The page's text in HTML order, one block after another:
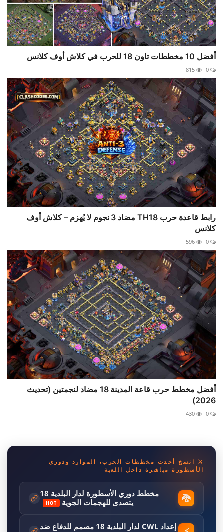
أفضل 10 مخططات تاون 18 للحرب في كلاش أوف كلانس
رابط قاعدة حرب TH18 مضاد 3 نجوم لا يُهزم – كلاش أوف
كلانس
أفضل مخطط حرب قاعة المدينة 18 مضاد لنجمتين (تحديث
2026)
⚔️ انسخ أحدث مخططات الحرب، الموارد ودوري
الأسطورة مباشرة داخل اللعبة
🐉
مخطط دوري الأسطورة لدار البلدية 18
يتصدى للهجمات الجوية
HOT
إعداد CWL لدار البلدية 18 مصمم للدفاع ضد